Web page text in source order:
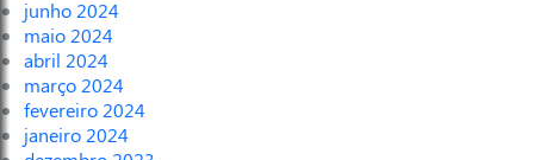
junho 2024
maio 2024
abril 2024
março 2024
fevereiro 2024
janeiro 2024